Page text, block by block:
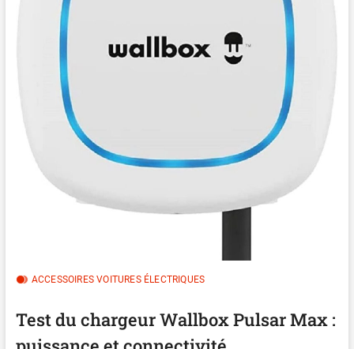
ACCESSOIRES VOITURES ÉLECTRIQUES
Test du chargeur Wallbox Pulsar Max :